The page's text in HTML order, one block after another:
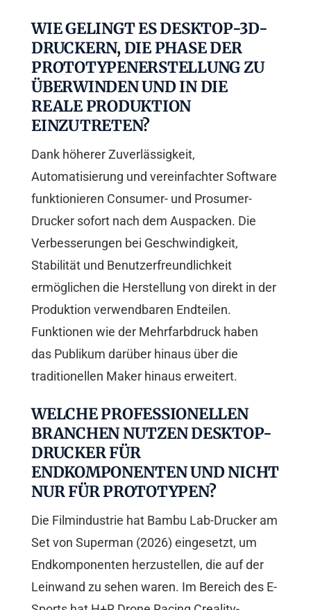
WIE GELINGT ES DESKTOP-3D-
DRUCKERN, DIE PHASE DER
PROTOTYPENERSTELLUNG ZU
ÜBERWINDEN UND IN DIE
REALE PRODUKTION
EINZUTRETEN?
Dank höherer Zuverlässigkeit,
Automatisierung und vereinfachter Software
funktionieren Consumer- und Prosumer-
Drucker sofort nach dem Auspacken. Die
Verbesserungen bei Geschwindigkeit,
Stabilität und Benutzerfreundlichkeit
ermöglichen die Herstellung von direkt in der
Produktion verwendbaren Endteilen.
Funktionen wie der Mehrfarbdruck haben
das Publikum darüber hinaus über die
traditionellen Maker hinaus erweitert.
WELCHE PROFESSIONELLEN
BRANCHEN NUTZEN DESKTOP-
DRUCKER FÜR
ENDKOMPONENTEN UND NICHT
NUR FÜR PROTOTYPEN?
Die Filmindustrie hat Bambu Lab-Drucker am
Set von Superman (2026) eingesetzt, um
Endkomponenten herzustellen, die auf der
Leinwand zu sehen waren. Im Bereich des E-